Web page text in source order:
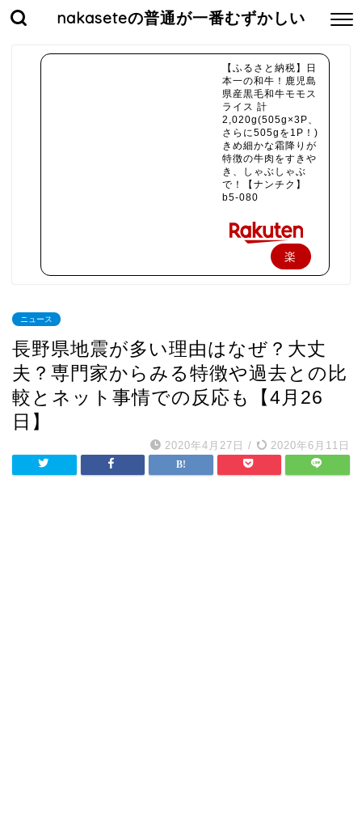
nakaseteの普通が一番むずかしい
【ふるさと納税】日
本一の和牛！鹿児島
県産黒毛和牛モモス
ライス 計
2,020g(505g×3P、
さらに505gを1P！)
きめ細かな霜降りが
特徴の牛肉をすきや
き、しゃぶしゃぶ
で！【ナンチク】
b5-080
楽
入
ニュース
長野県地震が多い理由はなぜ？大丈
夫？専門家からみる特徴や過去との比
較とネット事情での反応も【4月26
日】
2020年4月27日 / 2020年6月11日